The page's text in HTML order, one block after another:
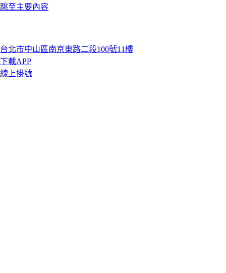
跳至主要內容
台北市中山區南京東路二段100號11樓
下載APP
線上掛號